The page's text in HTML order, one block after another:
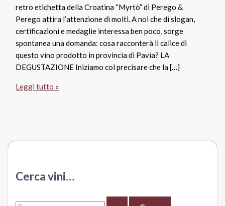
retro etichetta della Croatina “Myrtò” di Perego &
Perego attira l’attenzione di molti. A noi che di slogan,
certificazioni e medaglie interessa ben poco, sorge
spontanea una domanda: cosa racconterà il calice di
questo vino prodotto in provincia di Pavia? LA
DEGUSTAZIONE Iniziamo col precisare che la […]
Provincia
&
Perego
Leggi tutto »
Cerca vini…
C